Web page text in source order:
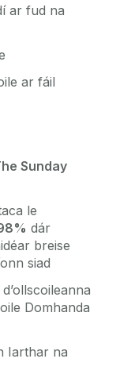
ar fud na
ar fáil
Sunday
le
dár
breise
siad
Domhanda
Iarthar na